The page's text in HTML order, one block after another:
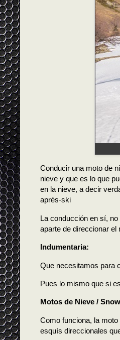
Conducir una moto de
nieve y que es lo que
en la nieve, a decir
après-ski
La conducción en sí,
aparte de direccionar el
Indumentaria:
Que necesitamos para
Pues lo mismo que si
Motos de Nieve /
Como funciona, la
esquís direccionales